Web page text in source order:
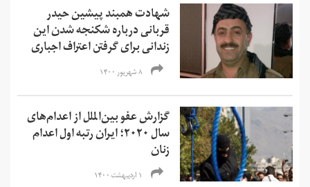
شهادت همبند پیشین حیدر
قربانی درباره شکنجه‌ شدن این
زندانی برای گرفتن اعتراف اجباری
۸ شهریور ۱۴۰۰
گزارش عفو بین‌الملل از اعدام‌های
سال ۲۰۲۰؛ ایران رتبه اول اعدام
زنان
۱ اردیبهشت ۱۴۰۰